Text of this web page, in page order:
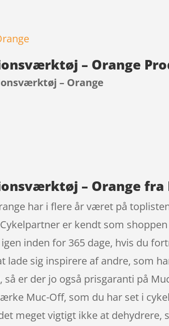
– Orange
– Orange
– Orange fra
har i flere år været på
er kendt som
inden for 365 dage, hvis du
sig inspirere af andre, som
er der jo også prisgaranti på
Muc-Off, som du har set i
meget vigtigt ikke at dehydrere,